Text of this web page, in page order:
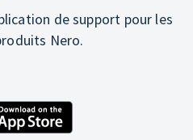
de support pour les
Nero.